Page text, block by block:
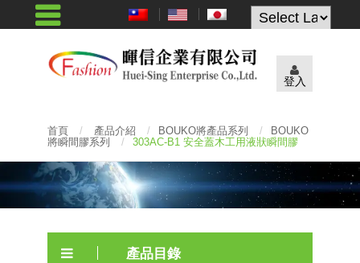
Powered by
登入
首頁 / 產品介紹 / BOUKO將產品系列 /
BOUKO
將瞬間膠系列
/ 303AC-B1 安全蓋木工用液狀瞬間膠
產品目錄